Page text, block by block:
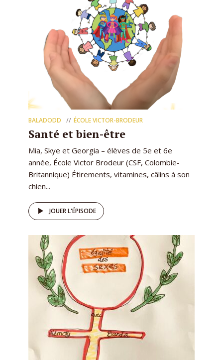
BALADODD ÉCOLE VICTOR-BRODEUR
Santé et bien-être
Mia, Skye et Georgia – élèves de 5e et 6e
année, École Victor Brodeur (CSF, Colombie-
Britannique) Étirements, vitamines, câlins à son
chien...
JOUER L'ÉPISODE